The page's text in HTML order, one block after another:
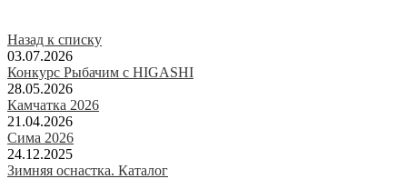
Назад к списку
03.07.2026
Конкурс Рыбачим с HIGASHI
28.05.2026
Камчатка 2026
21.04.2026
Сима 2026
24.12.2025
Зимняя оснастка. Каталог